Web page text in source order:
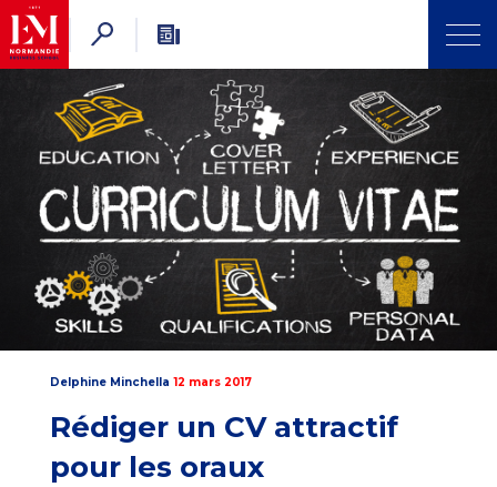
Delphine Minchella 12 mars 2017
Rédiger un CV attractif
pour les oraux